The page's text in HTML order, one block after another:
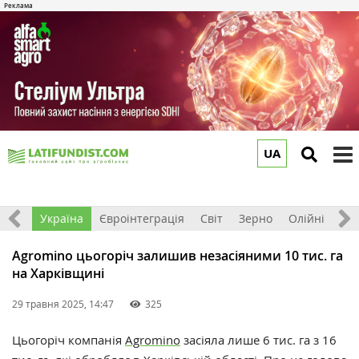
UA
Все Україна Євроінтеграція Світ Зерно Олійні
Agromino цьогоріч залишив незасіяними 10 тис. га
на Харківщині
29 травня 2025, 14:47 325
Цьогоріч компанія Agromino засіяла лише 6 тис. га з 16